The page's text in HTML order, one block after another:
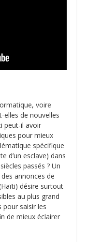
voire
elles de nouvelles
peut-il avoir
pour mieux
spécifique
d’un esclave) dans
passés ? Un
annonces de
désire surtout
au plus grand
saisir les
de mieux éclairer